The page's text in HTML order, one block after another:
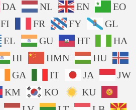
DA NL EN
EO
FI FR FY
GL
EL GU HT
HA
HI HMN
HU
GA IT JA
JW
KM KO
KU